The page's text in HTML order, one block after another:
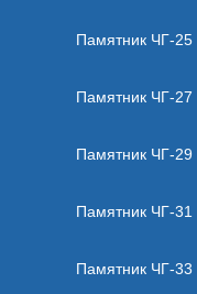
Памятник ЧГ-25
Памятник ЧГ-27
Памятник ЧГ-29
Памятник ЧГ-31
Памятник ЧГ-33